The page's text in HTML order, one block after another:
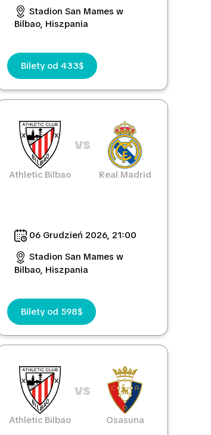
Stadion San Mames w
Bilbao, Hiszpania
Bilety od 433$
Athletic Bilbao
vs
Real Madrid
06 Grudzień 2026, 21:00
Stadion San Mames w
Bilbao, Hiszpania
Bilety od 598$
Athletic Bilbao
vs
Osasuna